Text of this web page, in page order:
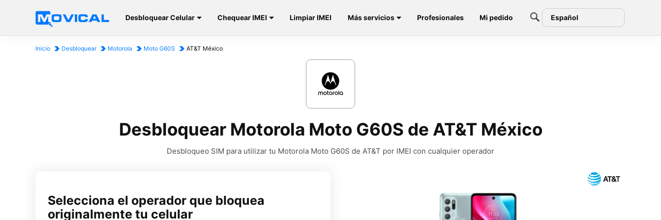
Desbloquear Celular Chequear IMEI Limpiar IMEI Más servicios Profesionales Mi pedido Español
Inicio Desbloquear Motorola Moto G60S AT&T México
Desbloquear Motorola Moto G60S de AT&T México
Desbloqueo SIM para utilizar tu Motorola Moto G60S de AT&T por IMEI con cualquier operador
Selecciona el operador que bloquea
originalmente tu celular